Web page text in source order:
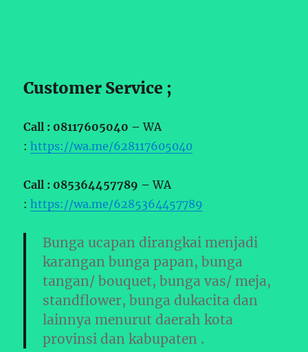
Customer Service ;
Call : 08117605040 –WA
:https://wa.me/628117605040
Call : 085364457789 –WA
:https://wa.me/6285364457789
Bunga ucapan dirangkai menjadi
karangan bunga papan, bunga
tangan/ bouquet, bunga vas/ meja,
standflower, bunga dukacita dan
lainnya menurut daerah kota
provinsi dan kabupaten .